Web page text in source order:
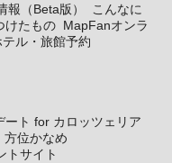
（Beta版）
こんなに
けたもの MapFanオンラ
ル・旅館予約
ート for カロッツェリア
方位かなめ
トサイト